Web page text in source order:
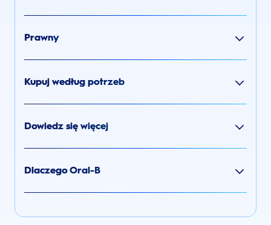
Prawny
Kupuj według potrzeb
Dowiedz się więcej
Dlaczego Oral-B